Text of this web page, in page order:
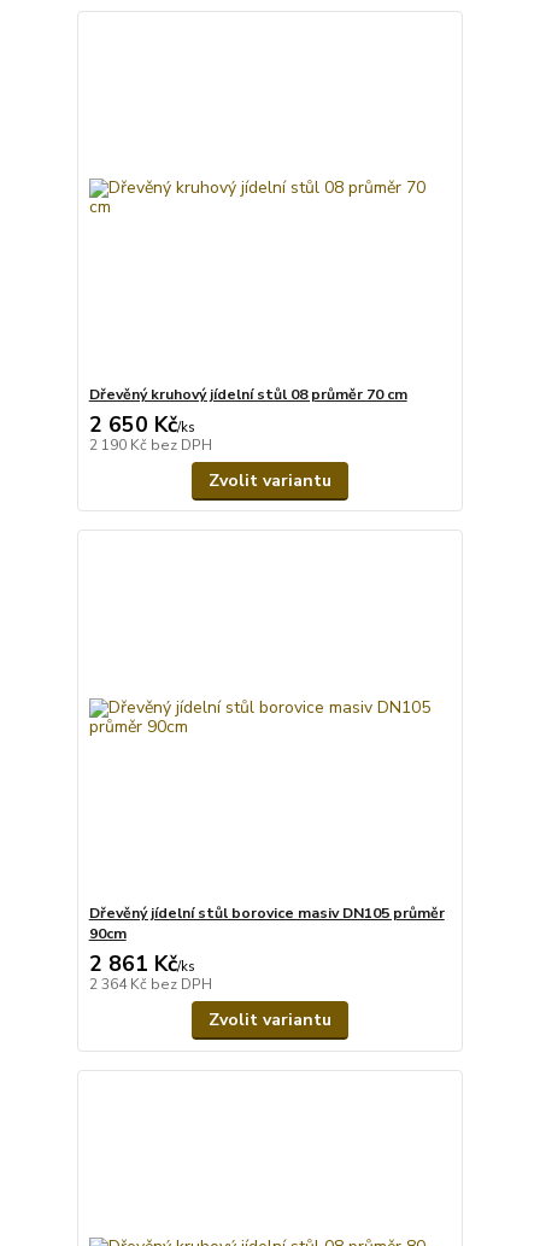
Dřevěný kruhový jídelní stůl 08 průměr 70 cm
2 650 Kč/ks
2 190 Kč bez DPH
Zvolit variantu
Dřevěný jídelní stůl borovice masiv DN105 průměr
90cm
2 861 Kč/ks
2 364 Kč bez DPH
Zvolit variantu